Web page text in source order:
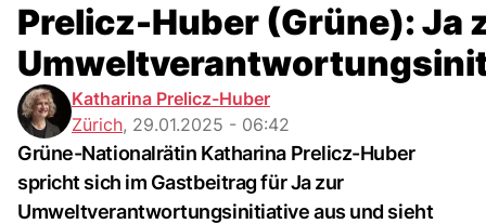
Prelicz-Huber (Grüne): Ja
Katharina Prelicz-Huber
Zürich, 29.01.2025 - 06:42
Grüne-Nationalrätin Katharina Prelicz-Huber
spricht sich im Gastbeitrag für Ja zur
Umweltverantwortungsinitiative aus und sieht